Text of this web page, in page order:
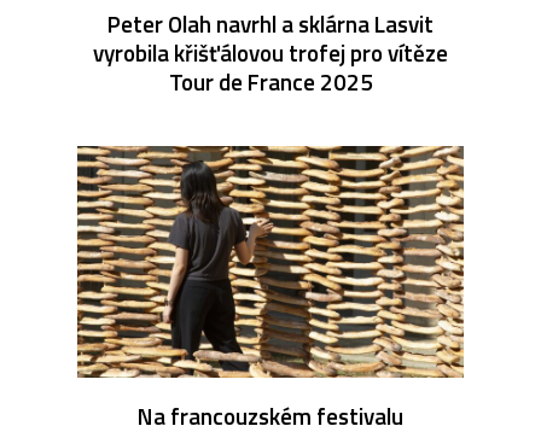
Peter Olah navrhl a sklárna Lasvit
vyrobila křišťálovou trofej pro vítěze
Tour de France 2025
Na francouzském festivalu